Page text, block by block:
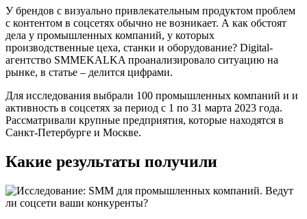
У брендов с визуально привлекательным продуктом проблем
с контентом в соцсетях обычно не возникает. А как обстоят
дела у промышленных компаний, у которых
производственные цеха, станки и оборудование? Digital-
агентство SMMEKALKA проанализировало ситуацию на
рынке, в статье – делится цифрами.
Для исследования выбрали 100 промышленных компаний и и
активность в соцсетях за период с 1 по 31 марта 2023 года.
Рассматривали крупные предприятия, которые находятся в
Санкт-Петербурге и Москве.
Какие результаты получили